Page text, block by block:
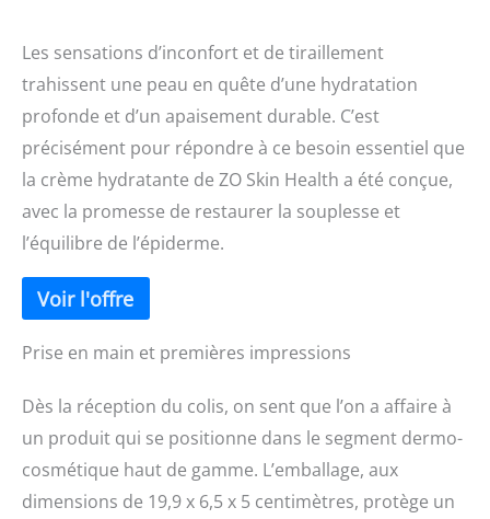
Les sensations d’inconfort et de tiraillement
trahissent une peau en quête d’une hydratation
profonde et d’un apaisement durable. C’est
précisément pour répondre à ce besoin essentiel que
la crème hydratante de ZO Skin Health a été conçue,
avec la promesse de restaurer la souplesse et
l’équilibre de l’épiderme.
Prise en main et premières impressions
Dès la réception du colis, on sent que l’on a affaire à
un produit qui se positionne dans le segment dermo-
cosmétique haut de gamme. L’emballage, aux
dimensions de 19,9 x 6,5 x 5 centimètres, protège un